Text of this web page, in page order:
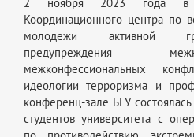
2 ноября 2023 года в
Координационного центра по
молодежи активной
предупреждения
межконфессиональных
идеологии терроризма и
конференц-зале БГУ состоялась
студентов университета с